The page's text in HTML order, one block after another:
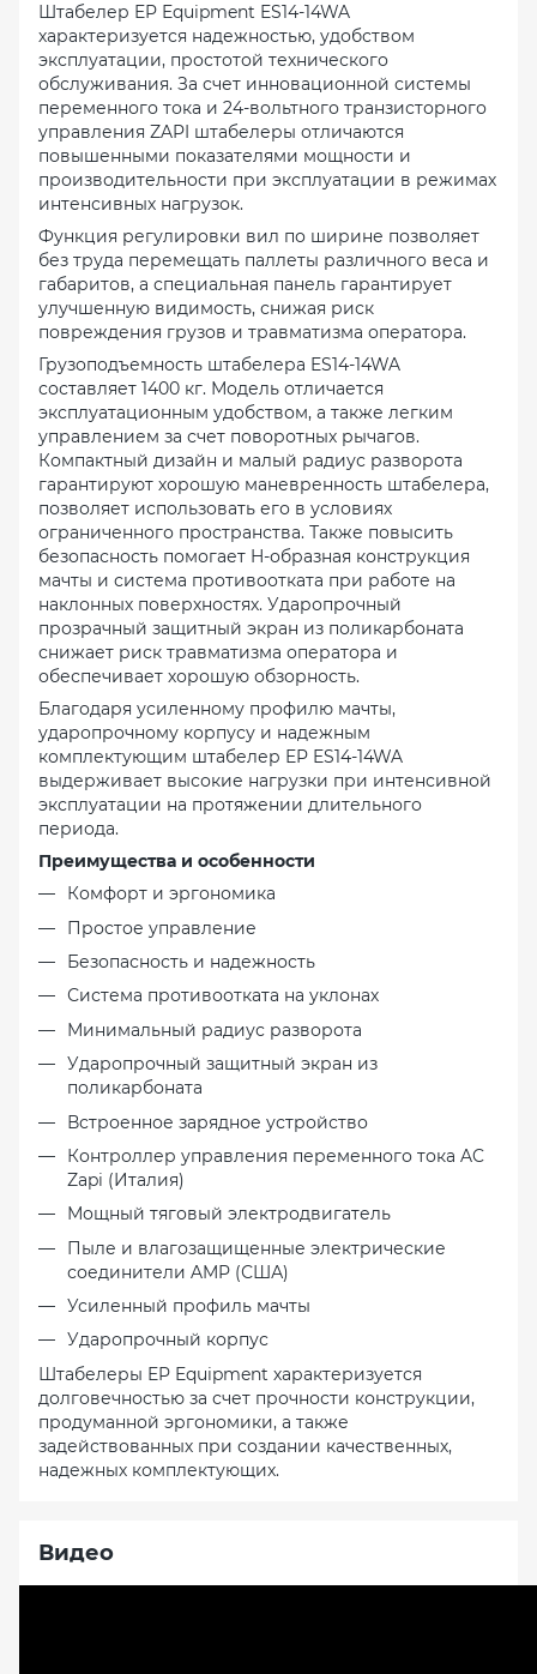
Штабелер EP Equipment ES14-14WA
характеризуется надежностью, удобством
эксплуатации, простотой технического
обслуживания. За счет инновационной системы
переменного тока и 24-вольтного транзисторного
управления ZAPI штабелеры отличаются
повышенными показателями мощности и
производительности при эксплуатации в режимах
интенсивных нагрузок.
Функция регулировки вил по ширине позволяет
без труда перемещать паллеты различного веса и
габаритов, а специальная панель гарантирует
улучшенную видимость, снижая риск
повреждения грузов и травматизма оператора.
Грузоподъемность штабелера ES14-14WA
составляет 1400 кг. Модель отличается
эксплуатационным удобством, а также легким
управлением за счет поворотных рычагов.
Компактный дизайн и малый радиус разворота
гарантируют хорошую маневренность штабелера,
позволяет использовать его в условиях
ограниченного пространства. Также повысить
безопасность помогает H-образная конструкция
мачты и система противоотката при работе на
наклонных поверхностях. Ударопрочный
прозрачный защитный экран из поликарбоната
снижает риск травматизма оператора и
обеспечивает хорошую обзорность.
Благодаря усиленному профилю мачты,
ударопрочному корпусу и надежным
комплектующим штабелер EP ES14-14WA
выдерживает высокие нагрузки при интенсивной
эксплуатации на протяжении длительного
периода.
Преимущества и особенности
Комфорт и эргономика
Простое управление
Безопасность и надежность
Система противоотката на уклонах
Минимальный радиус разворота
Ударопрочный защитный экран из
поликарбоната
Встроенное зарядное устройство
Контроллер управления переменного тока AC
Zapi (Италия)
Мощный тяговый электродвигатель
Пыле и влагозащищенные электрические
соединители AMP (США)
Усиленный профиль мачты
Ударопрочный корпус
Штабелеры EP Equipment характеризуется
долговечностью за счет прочности конструкции,
продуманной эргономики, а также
задействованных при создании качественных,
надежных комплектующих.
Видео